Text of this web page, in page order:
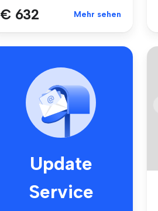
€ 632 Mehr sehen
Update
Service